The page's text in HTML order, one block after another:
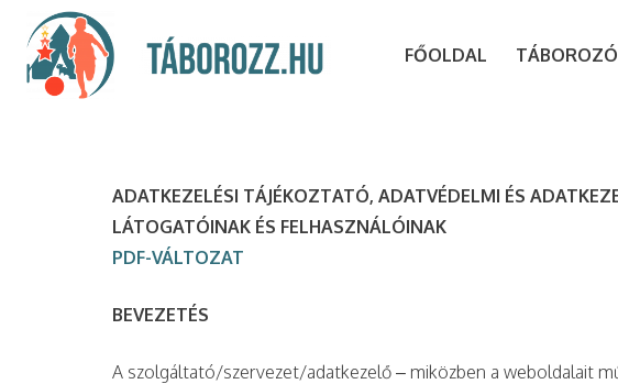
FŐOLDAL TÁBOROZÓ
ADATKEZELÉSI TÁJÉKOZTATÓ, ADATVÉDELMI ÉS
LÁTOGATÓINAK ÉS FELHASZNÁLÓINAK
PDF-VÁLTOZAT
BEVEZETÉS
A szolgáltató/szervezet/adatkezelő – miközben a weboldalait